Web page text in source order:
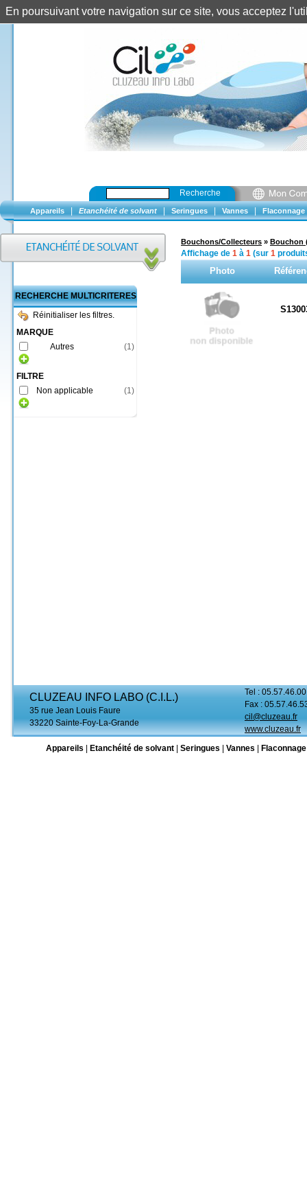
Recherche
Appareils Etanchéité de solvant Seringues Vannes Flaconnage
RECHERCHE MULTICRITERES
Réinitialiser les filtres.
MARQUE
Autres
(1)
FILTRE
Non applicable
(1)
Bouchons/Collecteurs » Bouchon
Affichage de 1 à 1 (sur 1
Photo
CLUZEAU INFO LABO (C.I.L.)
35 rue Jean Louis Faure
33220 Sainte-Foy-La-Grande
Tel :
Fax :
cil@cluzeau.fr
www.cluzeau.fr
Appareils
Etanchéité de solvant Seringues Vannes Flaconnage
En poursuivant votre navigation sur ce site, vous acceptez